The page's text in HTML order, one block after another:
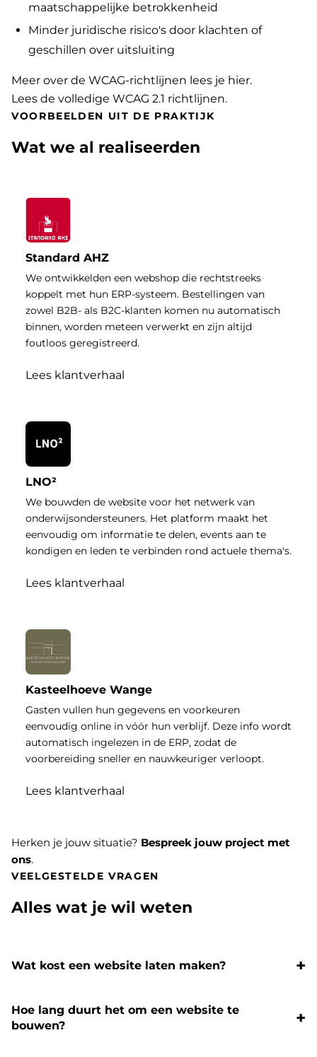
maatschappelijke betrokkenheid
Minder juridische risico's door klachten of
geschillen over uitsluiting
Meer over de WCAG-richtlijnen lees je hier.
Lees de volledige WCAG 2.1 richtlijnen.
VOORBEELDEN UIT DE PRAKTIJK
Wat we al realiseerden
Standard AHZ
We ontwikkelden een webshop die rechtstreeks
koppelt met hun ERP-systeem. Bestellingen van
zowel B2B- als B2C-klanten komen nu automatisch
binnen, worden meteen verwerkt en zijn altijd
foutloos geregistreerd.
Lees klantverhaal
LNO²
We bouwden de website voor het netwerk van
onderwijsondersteuners. Het platform maakt het
eenvoudig om informatie te delen, events aan te
kondigen en leden te verbinden rond actuele thema's.
Lees klantverhaal
Kasteelhoeve Wange
Gasten vullen hun gegevens en voorkeuren
eenvoudig online in vóór hun verblijf. Deze info wordt
automatisch ingelezen in de ERP, zodat de
voorbereiding sneller en nauwkeuriger verloopt.
Lees klantverhaal
Herken je jouw situatie? Bespreek jouw project met
ons.
VEELGESTELDE VRAGEN
Alles wat je wil weten
Wat kost een website laten maken?
Hoe lang duurt het om een website te
bouwen?